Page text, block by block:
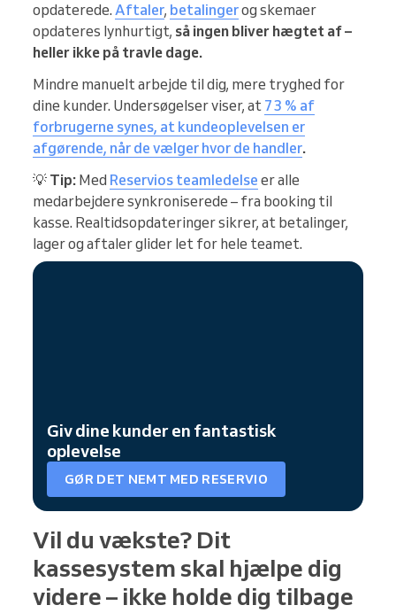
opdaterede. Aftaler, betalingerog skemaer
opdateres lynhurtigt, så ingen bliver hægtet af –
heller ikke på travle dage.
Mindre manuelt arbejde til dig, mere tryghed for
dine kunder. Undersøgelser viser, at 73 % af
forbrugerne synes, at kundeoplevelsen er
afgørende, når de vælger hvor de handler.
💡 Tip: Med Reservios teamledelse er alle
medarbejdere synkroniserede – fra booking til
kasse. Realtidsopdateringer sikrer, at betalinger,
lager og aftaler glider let for hele teamet.
Giv dine kunder en fantastisk
oplevelse
GØR DET NEMT MED RESERVIO
Vil du vækste? Dit
kassesystem skal hjælpe dig
videre – ikke holde dig tilbage